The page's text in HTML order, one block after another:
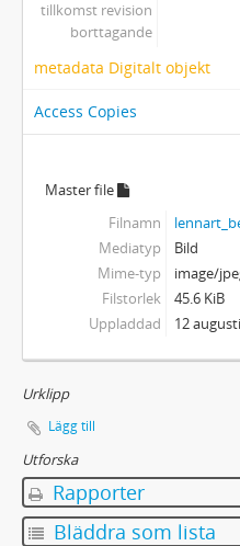
tillkomst revision
borttagande
metadata Digitalt objekt
Access Copies
Master file
Filnamn
Mediatyp
Bild
Mime-typ
image/
Filstorlek
45.6 KiB
Uppladdad
12
Urklipp
Lägg till
Utforska
Rapporter
Bläddra som lista